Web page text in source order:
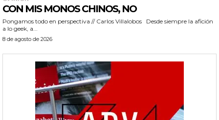
CON MIS MONOS CHINOS, NO
Pongamos todo en perspectiva // Carlos Villalobos Desde siempre la afición
a lo geek, a...
8 de agosto de 2026